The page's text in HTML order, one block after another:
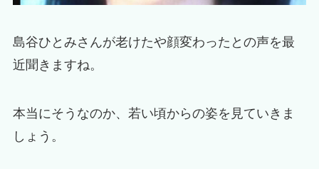
島谷ひとみさんが老けたや顔変わったとの声を最
近聞きますね。
本当にそうなのか、若い頃からの姿を見ていきま
しょう。